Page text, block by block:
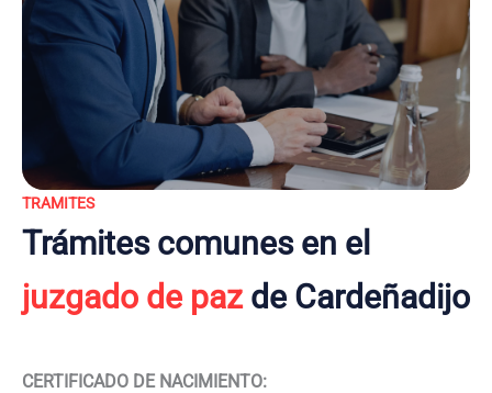
TRAMITES
Trámites comunes en el
juzgado de pazde Cardeñadijo
CERTIFICADO DE NACIMIENTO: